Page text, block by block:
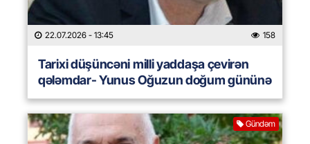
22.07.2026 - 13:45 158
Tarixi düşüncəni milli yaddaşa çevirən
qələmdar- Yunus Oğuzun doğum gününə
Gündəm